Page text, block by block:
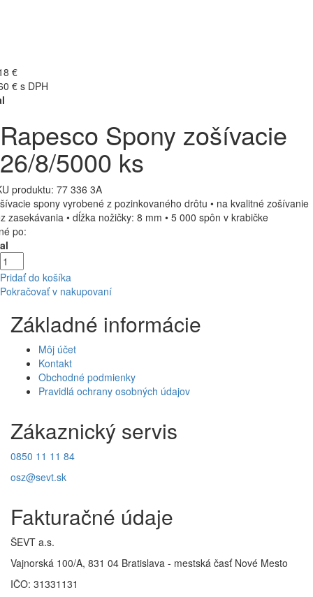
€
€ s DPH
Rapesco Spony zošívacie
26/8/5000 ks
produktu: 77 336 3A
spony vyrobené z pozinkovaného drôtu • na kvalitné zošívanie
zasekávania • dĺžka nožičky: 8 mm • 5 000 spôn v krabičke
po:
Pridať do košíka
Pokračovať v nakupovaní
Základné informácie
Môj účet
Kontakt
Obchodné podmienky
Pravidlá ochrany osobných údajov
Zákaznický servis
0850 11 11 84
osz@sevt.sk
Fakturačné údaje
ŠEVT a.s.
Vajnorská 100/A, 831 04 Bratislava - mestská časť Nové Mesto
IČO: 31331131